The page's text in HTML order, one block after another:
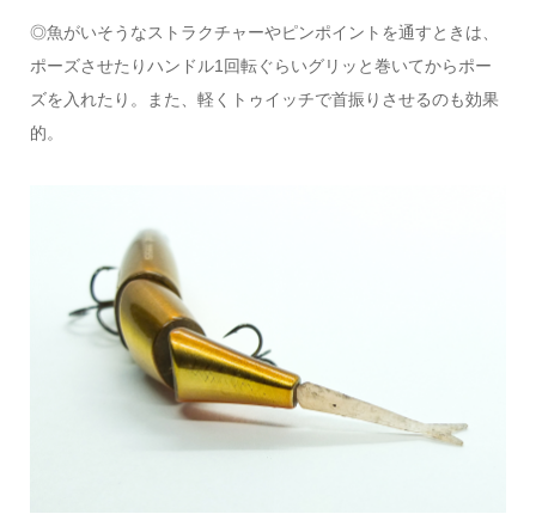
◎魚がいそうなストラクチャーやピンポイントを通すときは、
ポーズさせたりハンドル1回転ぐらいグリッと巻いてからポー
ズを入れたり。また、軽くトゥイッチで首振りさせるのも効果
的。